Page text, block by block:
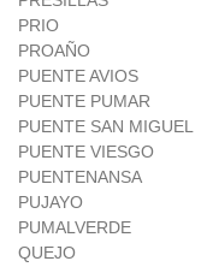
PRIO
PROAÑO
PUENTE AVIOS
PUENTE PUMAR
PUENTE SAN MIGUEL
PUENTE VIESGO
PUENTENANSA
PUJAYO
PUMALVERDE
QUEJO